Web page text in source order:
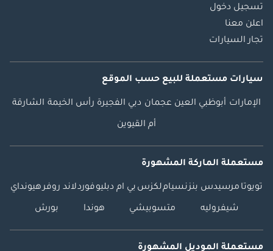
تسجيل دخول
اعلن معنا
تجار السيارات
سيارات مستعملة للبيع حسب الموقع
الإمارات أبوظبي العين عجمان دبي الفجيرة رأس الخيمة الشارقة
أم القيوين
مستعملة الماركة المشهورة
تويوتا مرسيدس بنزنسياملكزس بي ام دبليوفوردلاند روفرهيونداي
شيفروليه متسوبيشي هوندا بورش
مستعملة الموديل المشهورة